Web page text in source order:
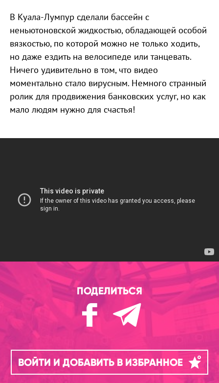
В Куала-Лумпур сделали бассейн с
неньютоновской жидкостью, обладающей особой
вязкостью, по которой можно не только ходить,
но даже ездить на велосипеде или танцевать.
Ничего удивительно в том, что видео
моментально стало вирусным. Немного странный
ролик для продвижения банковских услуг, но как
мало людям нужно для счастья!
ПОДЕЛИТЬСЯ
ВОЙТИ И ДОБАВИТЬ В ИЗБРАННОЕ